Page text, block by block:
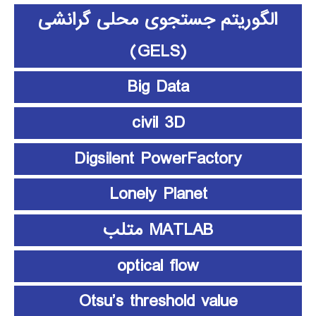
الگوریتم جستجوی محلی گرانشی
(GELS)
Big Data
civil 3D
Digsilent PowerFactory
Lonely Planet
MATLAB متلب
optical flow
Otsu’s threshold value